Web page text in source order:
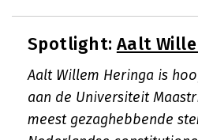
Spotlight: Aalt
Aalt Willem Heringa is
aan de Universiteit
meest gezaghebbende